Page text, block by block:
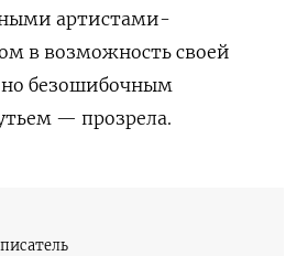
артистами-
в возможность своей
но безошибочным
— прозрела.